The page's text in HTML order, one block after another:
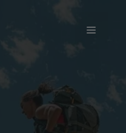
Menu